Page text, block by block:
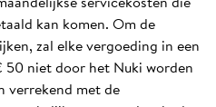
kan komen. Om de
zal elke vergoeding in een
50 niet door het Nuki worden
verrekend met de